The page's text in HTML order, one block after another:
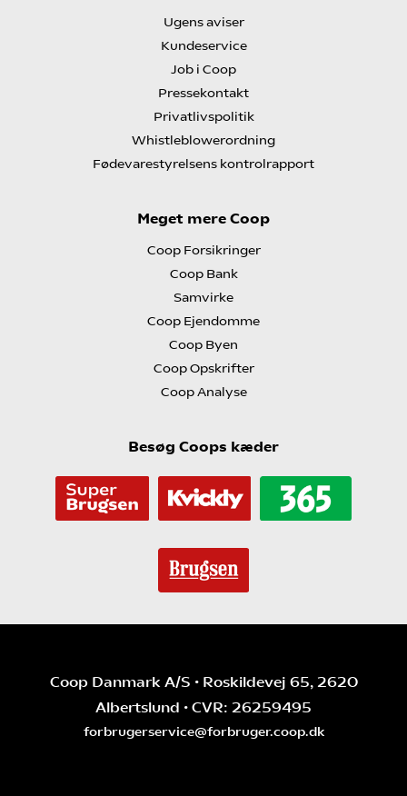
Ugens aviser
Kundeservice
Job i Coop
Pressekontakt
Privatlivspolitik
Whistleblowerordning
Fødevarestyrelsens kontrolrapport
Meget mere Coop
Coop Forsikringer
Coop Bank
Samvirke
Coop Ejendomme
Coop Byen
Coop Opskrifter
Coop Analyse
Besøg Coops kæder
Coop Danmark A/S • Roskildevej 65, 2620
Albertslund • CVR: 26259495
forbrugerservice@forbruger.coop.dk